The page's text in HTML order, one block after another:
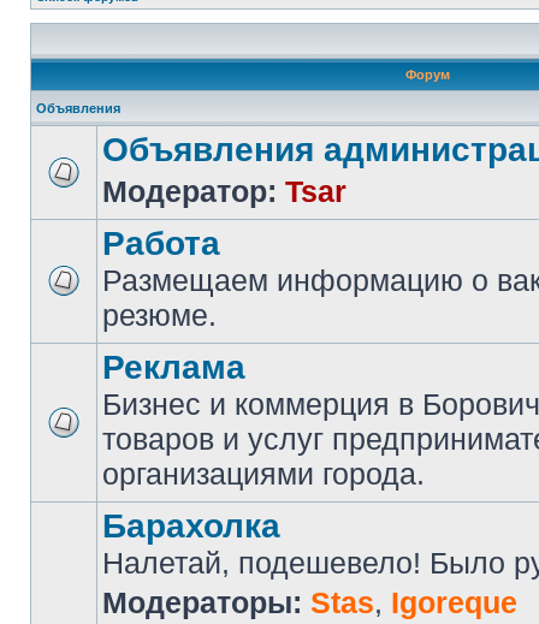
Форум
Объявления
Объявления
Модератор: Tsar
Работа
Размещаем информацию о
резюме.
Реклама
Бизнес и коммерция в
товаров и услуг
организациями города.
Барахолка
Налетай, подешевело! Было
Модераторы: Stas, Igoreque